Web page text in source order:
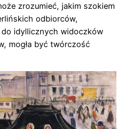
zrozumieć, jakim szokiem
odbiorców,
idyllicznych widoczków
mogła być twórczość